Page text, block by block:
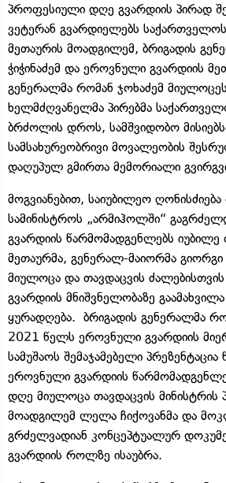
პროფესიული დღე გვარდიის პირად
ვეტერან გვარდიელებს
მეთაურის მოადგილემ, ბრიგადის
ჭიჭინაძემ და ეროვნული გვარდიის
გენერალმა რომან ჯოხაძემ
ხელმძღვანელმა პირებმა
ბრძოლის დროს, სამშვიდობო
სამსახურეობრივი მოვალეობის
დაღუპულ გმირთა მემორიალი
მოგვიანებით, საიუბილეო ღონისძიება
სამინისტროს „არმიჰოლში“
გვარდიის წარმომადგენლებს იუბილე
მეთაურმა, გენერალ-მაიორმა გიორგი
მიულოცა და თავდაცვის
გვარდიის მნიშვნელობაზე გაამახვილა
ყურადღება. ბრიგადის გენერალმა
2021 წელს ეროვნული გვარდიის
სამუშაოს შემაჯამებელი პრეზენტაცია
ეროვნული გვარდიის
დღე მიულოცა თავდაცვის მინისტრის
მოადგილემ ლელა ჩიქოვანმა და
გრძელვადიან კონცეპტუალურ
გვარდიის როლზე ისაუბრა.